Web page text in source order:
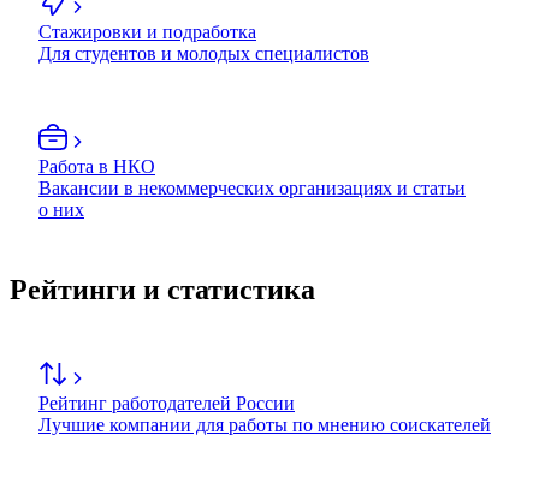
Стажировки и подработка
Для студентов и молодых специалистов
Работа в НКО
Вакансии в некоммерческих организациях и статьи
о них
Рейтинги и статистика
Рейтинг работодателей России
Лучшие компании для работы по мнению соискателей